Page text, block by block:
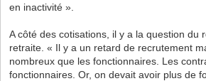
en inactivité ».
A côté des cotisations, il y a la question du
retraite. « Il y a un retard de recrutement
nombreux que les fonctionnaires. Les
fonctionnaires. Or, on devait avoir plus de